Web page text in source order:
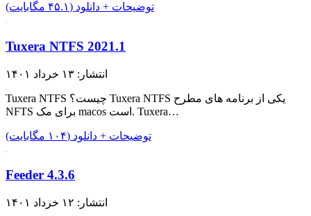
توضیحات + دانلود (۴۵.۱ مگابایت)
Tuxera NTFS 2021.1
انتشار: ۱۳ خرداد ۱۴۰۱
Tuxera NTFS چیست؟ Tuxera NTFS یکی از برنامه های مطرح
NFTS برای مک macos است. Tuxera…
توضیحات + دانلود (۱۰۴ مگابایت)
Feeder 4.3.6
انتشار: ۱۲ خرداد ۱۴۰۱